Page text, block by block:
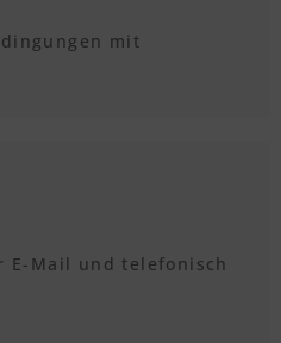
mit
Mail und telefonisch